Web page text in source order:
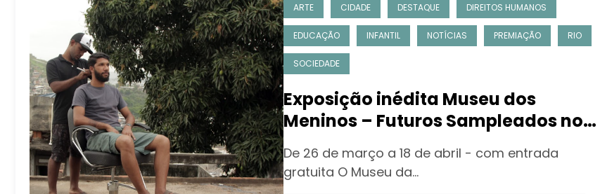
ARTE CIDADE DESTAQUE DIREITOS HUMANOS
EDUCAÇÃO INFANTIL NOTÍCIAS PREMIAÇÃO RIO
SOCIEDADE
Exposição inédita Museu dos
Meninos – Futuros Sampleados no
Museu da Maré
De 26 de março a 18 de abril - com entrada
gratuita O Museu da…